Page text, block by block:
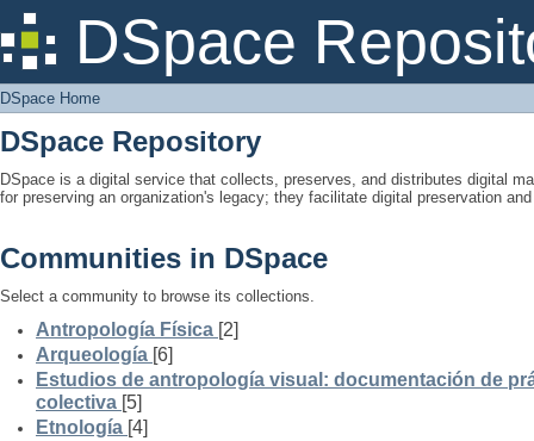
DSpace
DSpace Home
DSpace Home
DSpace Repository
DSpace is a digital service that collects, preserves, and distributes digital
for preserving an organization's legacy; they facilitate digital preservation
Communities in DSpace
Select a community to browse its collections.
Antropología Física [2]
Arqueología [6]
Estudios de antropología visual: documentación de
colectiva [5]
Etnología [4]